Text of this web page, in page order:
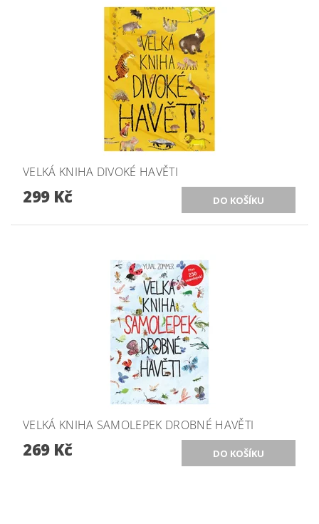
VELKÁ KNIHA DIVOKÉ HAVĚTI
299 Kč
VELKÁ KNIHA SAMOLEPEK DROBNÉ HAVĚTI
269 Kč